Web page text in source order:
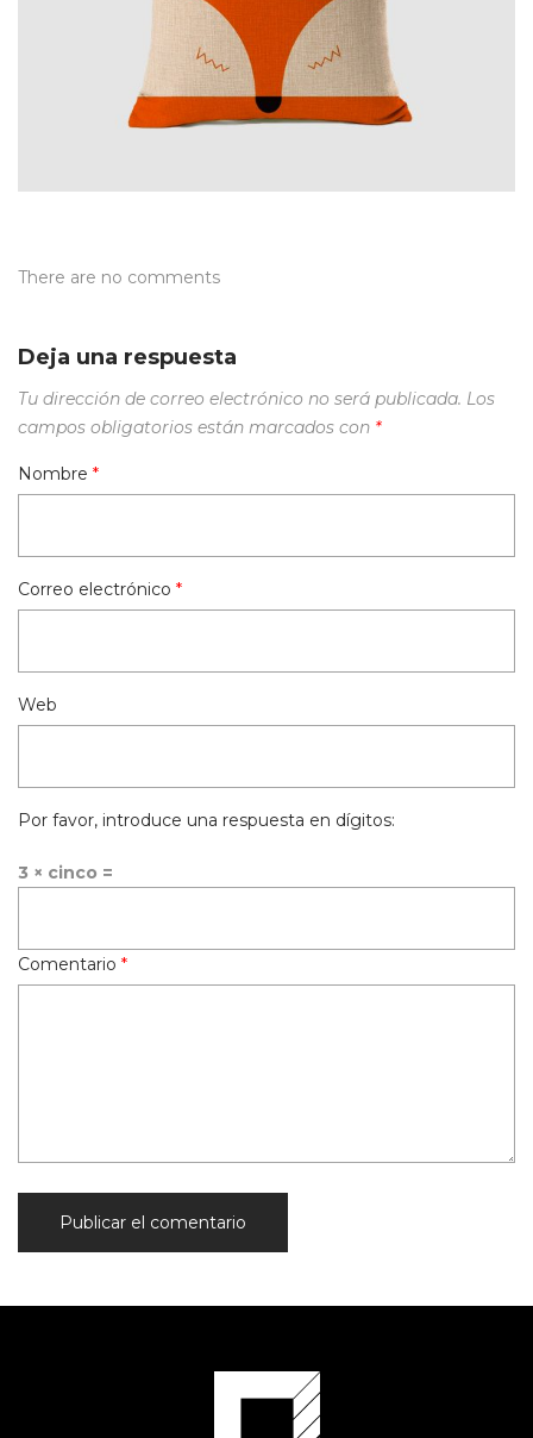
There are no comments
Deja una respuesta
Tu dirección de correo electrónico no será publicada. Los
campos obligatorios están marcados con *
Nombre *
Correo electrónico *
Web
Por favor, introduce una respuesta en dígitos:
3 × cinco =
Comentario *